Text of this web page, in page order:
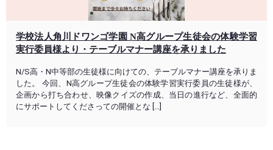
学校法人角川ドワンゴ学園 N高グループ生徒会の体験学習
実行委員様より・テーブルマナー講座を承りました
N/S高・N中等部の生徒様に向けての、テーブルマナー講座を承りま
した。 今回、N高グループ生徒会の体験学習実行委員の生徒様が、
企画から打ち合わせ、映像クイズの作成、当日の進行など、全面的
にサポートしてくださっての開催とな […]